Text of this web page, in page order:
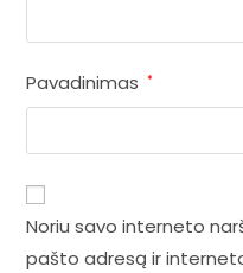
Pavadinimas *
Noriu savo interneto
pašto adresą ir